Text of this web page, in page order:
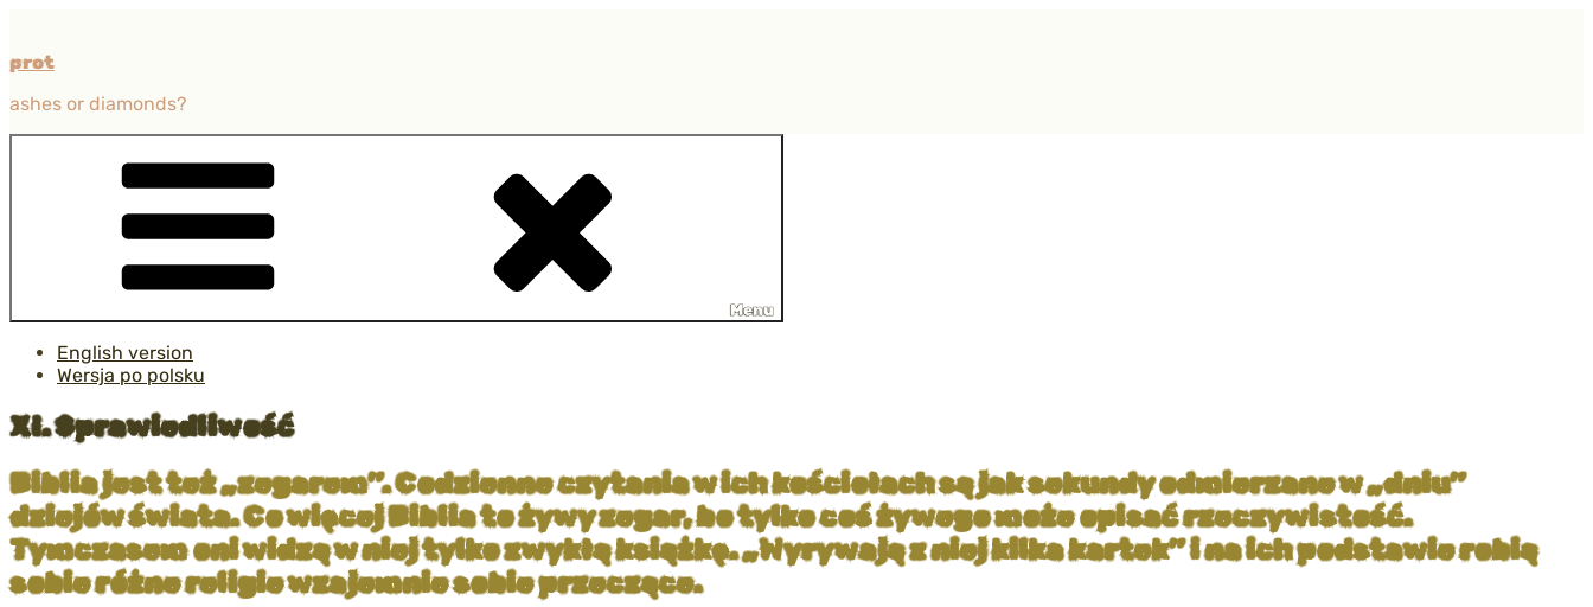
treści
prot
ashes or diamonds?
Menu
English version
Wersja po polsku
XI. Sprawiedliwość
Biblia jest też „zegarem”. Codzienne czytania w ich kościołach są jak sekundy odmierzane w „dniu”
dziejów świata. Co więcej Biblia to żywy zegar, bo tylko coś żywego może opisać rzeczywistość.
Tymczasem oni widzą w niej tylko zwykłą książkę. „Wyrywają z niej kilka kartek” i na ich podstawie robią
sobie różne religie wzajemnie sobie przeczące.